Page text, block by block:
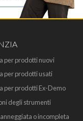
per prodotti nuovi
per prodotti usati
per prodotti Ex-Demo
degli strumenti
o incompleta